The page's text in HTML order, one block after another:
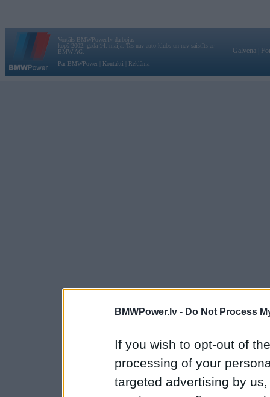
BMWPower.lv - Do Not Process
If you wish to opt-out of
processing of your
targeted advertising by
Vortāls BMWPower.lv darbojas
kopš 2002. gada 14. maija. Tas nav auto klubs un nav saistīts ar
BMW AG.
Par BMWPower
Kontakti Reklāma
Galvena